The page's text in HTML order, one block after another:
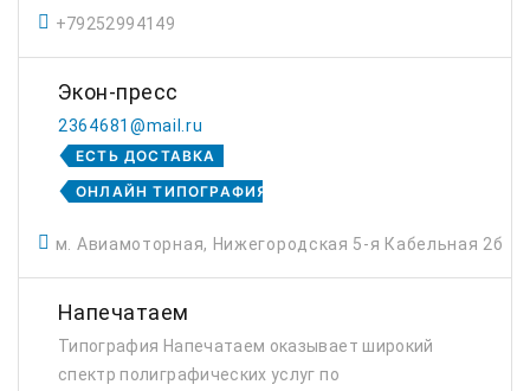
+79252994149
Экон-пресс
2364681@mail.ru
ЕСТЬ ДОСТАВКА
ОНЛАЙН ТИПОГРАФИЯ
м. Авиамоторная, Нижегородская 5-я Кабельная 2б
Напечатаем
Типография Напечатаем оказывает широкий
спектр полиграфических услуг по